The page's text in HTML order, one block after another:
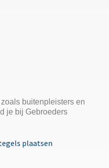
buitenpleisters en
je bij Gebroeders